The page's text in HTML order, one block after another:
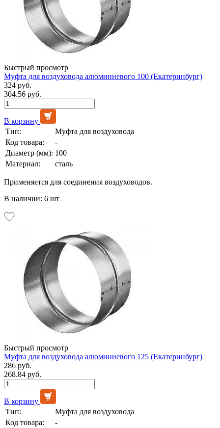
Быстрый просмотр
Муфта для воздуховода алюминиевого 100 (Екатеринбург)
324 руб.
304.56 руб.
В корзину
Тип:
Муфта для воздуховода
Код товара:
-
Диаметр (мм): 100
Материал:
сталь
Применяется для соединения воздуховодов.
В наличии: 6 шт
Быстрый просмотр
Муфта для воздуховода алюминиевого 125 (Екатеринбург)
286 руб.
268.84 руб.
В корзину
Тип:
Муфта для воздуховода
Код товара:
-